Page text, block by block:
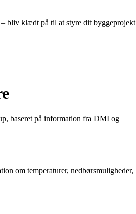
bliv klædt på til at styre dit byggeprojekt
baseret på information fra DMI og
om temperaturer, nedbørsmuligheder,